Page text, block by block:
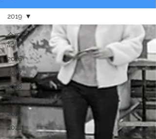
全ての
記事
2016
2017
2018
2019
2020
2021
2019